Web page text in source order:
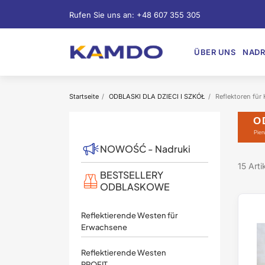
Rufen Sie uns an: +48 607 355 305
ÜBER UNS
Startseite ODBLASKI DLA DZIECI I SZKÓŁ Reflektoren für
NOWOŚĆ - Nadruki
BESTSELLERY
ODBLASKOWE
Reflektierende Westen für
Erwachsene
Reflektierende Westen
15